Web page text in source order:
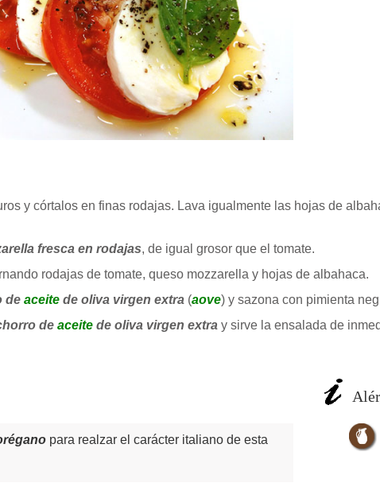
y córtalos en finas rodajas. Lava igualmente las hojas de
fresca en rodajas, de igual grosor que el tomate.
rodajas de tomate, queso mozzarella y hojas de albahaca.
de aceite de oliva virgen extra (aove) y sazona con pimienta
de aceite de oliva virgen extra y sirve la ensalada de
para realzar el carácter italiano de esta